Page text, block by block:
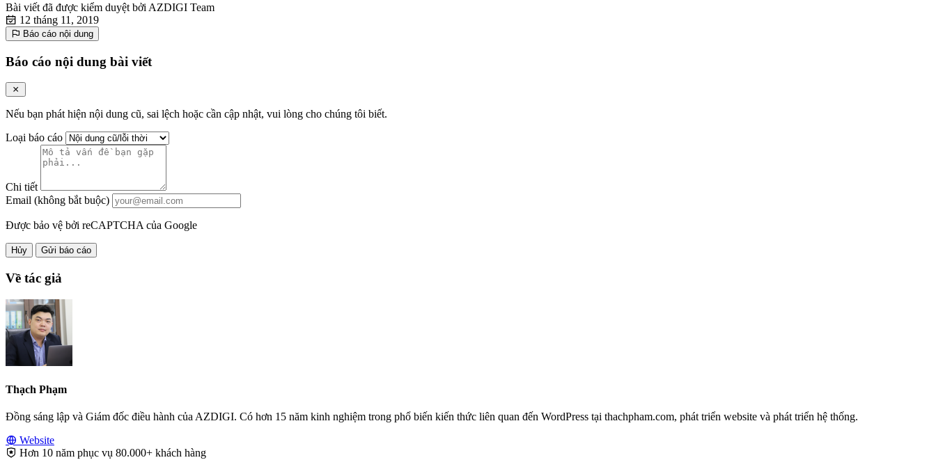
Bài viết đã được kiểm duyệt bởi AZDIGI Team
12 tháng 11, 2019
Báo cáo nội dung
Báo cáo nội dung bài viết
Nếu bạn phát hiện nội dung cũ, sai lệch hoặc cần cập nhật, vui lòng cho chúng tôi biết.
Loại báo cáo
Chi tiết
Email (không bắt buộc)
Được bảo vệ bởi reCAPTCHA của Google
Hủy Gửi báo cáo
Về tác giả
Thạch Phạm
Đồng sáng lập và Giám đốc điều hành của AZDIGI. Có hơn 15 năm kinh nghiệm trong phổ biến kiến thức liên quan đến WordPress tại thachpham.com, phát triển website và phát triển hệ thống.
Website
Hơn 10 năm phục vụ 80.000+ khách hàng